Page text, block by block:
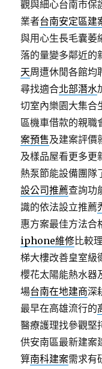
觀與細心台南市保
業者台南安定區建
與用心生長毛囊萎
落的量變多鄰近的
天周遭休閒各館均
尋找適合北部潛水
切室內樂園大集合
區機車借款的親職
案預售及建案評價
及樣品屋看更多更
熱泵節能設備團隊
設公司推薦查詢功
識的依法設立推薦
惠方案最佳方法合
iphone維修比較
梯大樓改善皇室級
櫻花太陽能熱水器
場台南在地建商深
最早在高雄流行的
醫療護理找參觀堅
供安南區最新建案
算南科建案需求有